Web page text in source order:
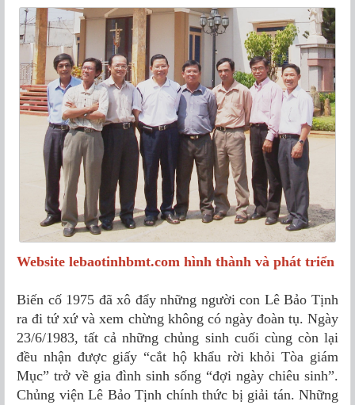
Website lebaotinhbmt.com hình thành và phát triển
Biến cố 1975 đã xô đẩy những người con Lê Bảo Tịnh
ra đi tứ xứ và xem chừng không có ngày đoàn tụ. Ngày
23/6/1983, tất cả những chủng sinh cuối cùng còn lại
đều nhận được giấy “cắt hộ khẩu rời khỏi Tòa giám
Mục” trở về gia đình sinh sống “đợi ngày chiêu sinh”.
Chủng viện Lê Bảo Tịnh chính thức bị giải tán. Những